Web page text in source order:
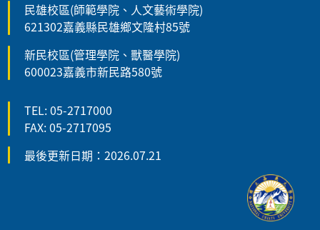
民雄校區(師範學院、人文藝術學院)
621302嘉義縣民雄鄉文隆村85號
新民校區(管理學院、獸醫學院)
600023嘉義市新民路580號
TEL: 05-2717000
FAX: 05-2717095
最後更新日期：2026.07.21